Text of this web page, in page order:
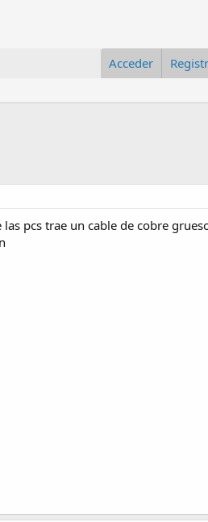
Acceder
pcs trae un cable de cobre